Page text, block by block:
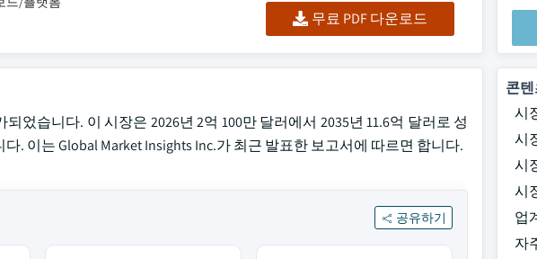
무료 PDF 다운로드
었습니다. 이 시장은 2026년 2억 100만 달러에서 2035년 11.6억 달러로 성
. 이는 Global Market Insights Inc.가 최근 발표한 보고서에 따르면 합니다.
공유하기
콘
시
시
시
시
업
자